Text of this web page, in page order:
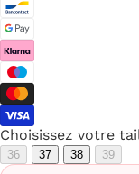
Choisissez votre
36
37 38 39